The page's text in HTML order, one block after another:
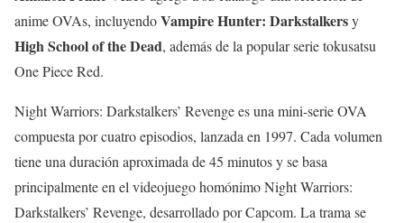
anime OVAs, incluyendoVampire Hunter: Darkstalkersy
High School of the Dead, además de la popular serie tokusatsu
One Piece Red.
Night Warriors: Darkstalkers’ Revenge es una mini-serie OVA
compuesta por cuatro episodios, lanzada en 1997. Cada volumen
tiene una duración aproximada de 45 minutos y se basa
principalmente en el videojuego homónimo Night Warriors:
Darkstalkers’ Revenge, desarrollado por Capcom. La trama se